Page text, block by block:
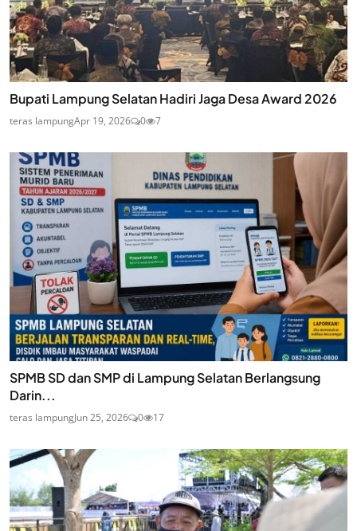
Bupati Lampung Selatan Hadiri Jaga Desa Award 2026
teras lampungApr 19, 2026 0 7
SPMB SD dan SMP di Lampung Selatan Berlangsung
Darin...
teras lampungJun 25, 2026 0 17